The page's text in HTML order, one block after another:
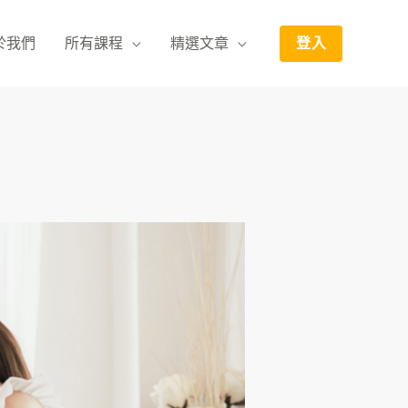
我們 所有課程 精選文章 登入